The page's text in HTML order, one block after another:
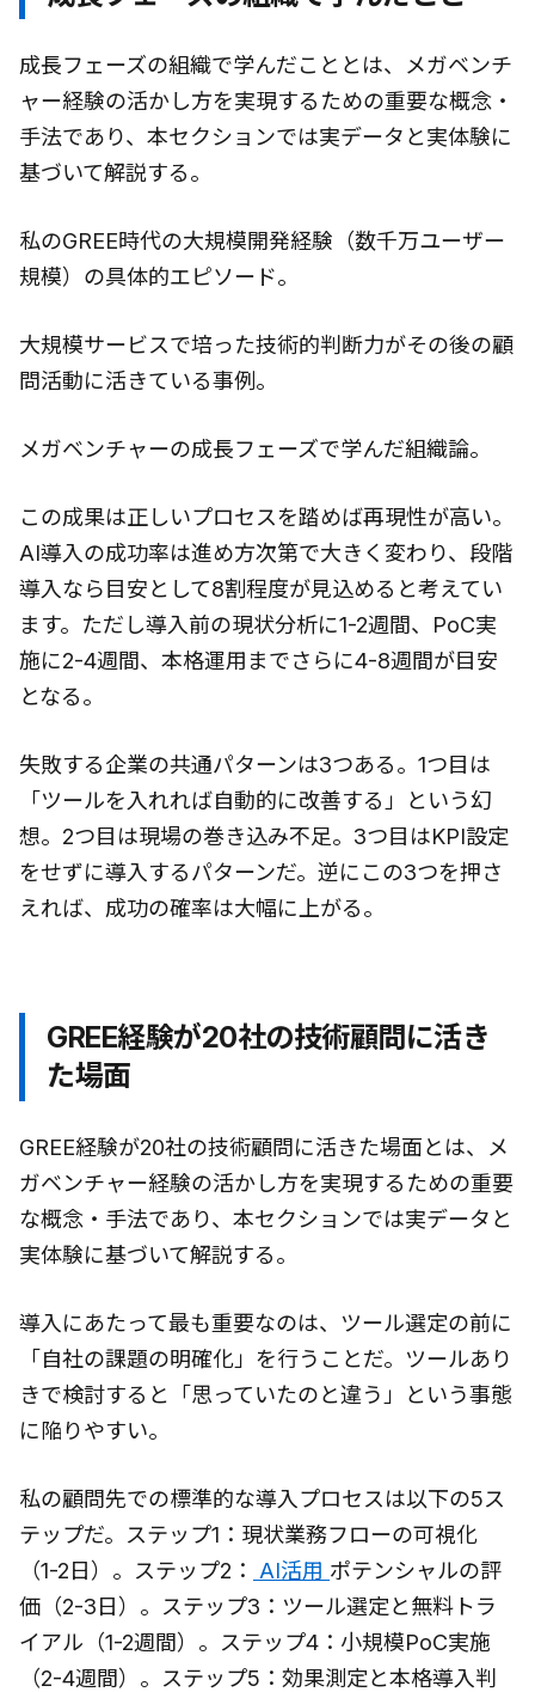
成長フェーズの組織で学んだこととは、メガベンチ
ャー経験の活かし方を実現するための重要な概念・
手法であり、本セクションでは実データと実体験に
基づいて解説する。
私のGREE時代の大規模開発経験（数千万ユーザー
規模）の具体的エピソード。
大規模サービスで培った技術的判断力がその後の顧
問活動に活きている事例。
メガベンチャーの成長フェーズで学んだ組織論。
この成果は正しいプロセスを踏めば再現性が高い。
AI導入の成功率は進め方次第で大きく変わり、段階
導入なら目安として8割程度が見込めると考えてい
ます。ただし導入前の現状分析に1-2週間、PoC実
施に2-4週間、本格運用までさらに4-8週間が目安
となる。
失敗する企業の共通パターンは3つある。1つ目は
「ツールを入れれば自動的に改善する」という幻
想。2つ目は現場の巻き込み不足。3つ目はKPI設定
をせずに導入するパターンだ。逆にこの3つを押さ
えれば、成功の確率は大幅に上がる。
GREE経験が20社の技術顧問に活き
た場面
GREE経験が20社の技術顧問に活きた場面とは、メ
ガベンチャー経験の活かし方を実現するための重要
な概念・手法であり、本セクションでは実データと
実体験に基づいて解説する。
導入にあたって最も重要なのは、ツール選定の前に
「自社の課題の明確化」を行うことだ。ツールあり
きで検討すると「思っていたのと違う」という事態
に陥りやすい。
私の顧問先での標準的な導入プロセスは以下の5ス
テップだ。ステップ1：現状業務フローの可視化
（1-2日）。ステップ2：
AI活用 ポテンシャルの評
価（2-3日）。ステップ3：ツール選定と無料トラ
イアル（1-2週間）。ステップ4：小規模PoC実施
（2-4週間）。ステップ5：効果測定と本格導入判